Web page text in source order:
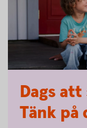
Dags
Tänk på